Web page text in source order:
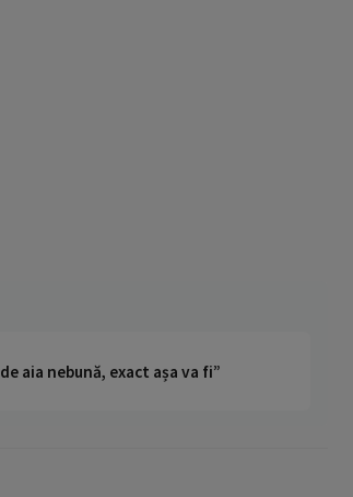
aia nebună, exact așa va fi”